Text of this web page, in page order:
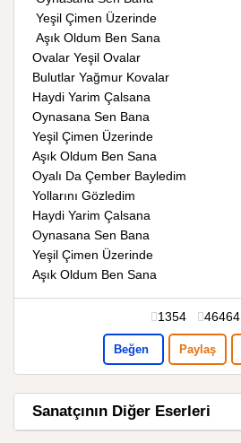
Yeşil Çimen Üzerinde
Aşık Oldum Ben Sana
Ovalar Yeşil Ovalar
Bulutlar Yağmur Kovalar
Haydi Yarim Çalsana
Oynasana Sen Bana
Yeşil Çimen Üzerinde
Aşık Oldum Ben Sana
Oyalı Da Çember Bayledim
Yollarını Gözledim
Haydi Yarim Çalsana
Oynasana Sen Bana
Yeşil Çimen Üzerinde
Aşık Oldum Ben Sana
1354 46464
Beğen Paylaş
Sanatçının Diğer Eserleri